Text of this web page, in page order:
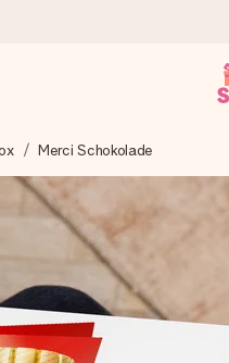
– damit du es
Google Reviews
Merci Schokolade